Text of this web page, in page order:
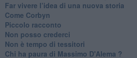
Far vivere l’idea di una nuova storia
Come Corbyn
Piccolo racconto
Non posso crederci
Non è tempo di tessitori
Chi ha paura di Massimo D'Alema ?